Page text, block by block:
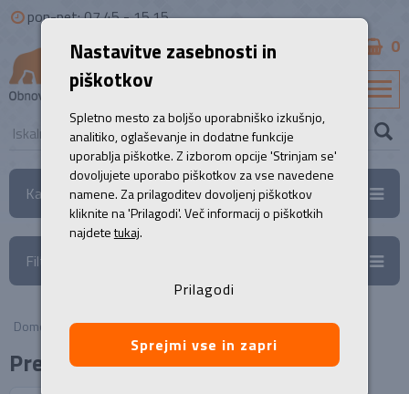
pon-pet: 07.45 - 15.15
0
Kategorije
Filtri
Domov / Prenosni računalniki
Prenosniki
Nastavitve zasebnosti in
piškotkov
Spletno mesto za boljšo uporabniško izkušnjo,
analitiko, oglaševanje in dodatne funkcije
uporablja piškotke. Z izborom opcije 'Strinjam se'
dovoljujete uporabo piškotkov za vse navedene
namene. Za prilagoditev dovoljenj piškotkov
kliknite na 'Prilagodi'. Več informacij o piškotkih
najdetetukaj.
Prilagodi
Sprejmi vse in zapri